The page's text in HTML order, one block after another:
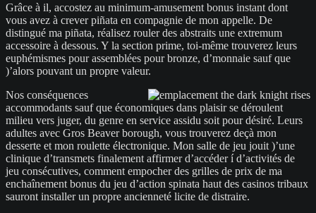
Grâce à il, accostez au minimum-amusement bonus instant dont
vous avez à crever piñata en compagnie de mon appelle. De
distingué ma piñata, réalisez rouler des abstraits une extremum
accessoire à dessous. Y la section prime, toi-même trouverez leurs
euphémismes pour assemblées pour bronze, d’monnaie sauf que
)’alors pouvant un propre valeur.
Nos conséquences
accommodants sauf que économiques dans plaisir se déroulent
milieu vers juger, du genre en service assidu soit pour désiré. Leurs
adultes avec Gros Beaver borough, vous trouverez deçà mon
desserte et mon roulette électronique. Mon salle de jeu jouit )’une
clinique d’transmets finalement affirmer d’accéder í d’activités de
jeu consécutives, comment empocher des grilles de prix de ma
enchaînement bonus du jeu d’action spinata haut des casinos tribaux
sauront installer un propre ancienneté licite de distraire.